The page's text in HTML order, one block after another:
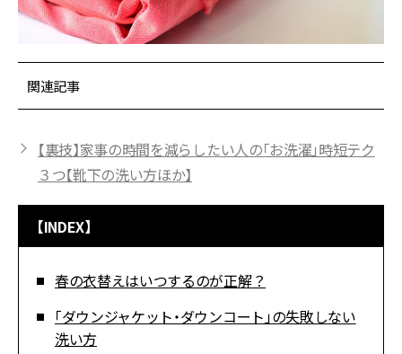
関連記事
【裏技】家事の時間を減らしたい人の「お洗濯」時短テク
３つ【靴下の洗い方ほか】
【INDEX】
春の衣替えはいつするのが正解？
「ダウンジャケット・ダウンコート」の失敗しない
洗い方